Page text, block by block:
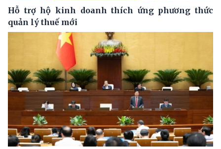
Hỗ trợ hộ kinh doanh thích ứng phương thức
quản lý thuế mới